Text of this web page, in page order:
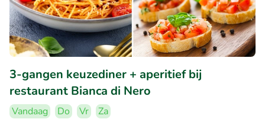
3-gangen keuzediner + aperitief bij
restaurant Bianca di Nero
Vandaag Do Vr
Za